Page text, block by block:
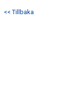
<< Tillbaka